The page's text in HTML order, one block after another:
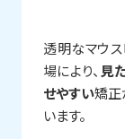
透明なマウス
場により、 見
せやすい矯正
います。